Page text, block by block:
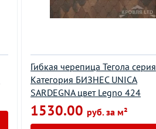
Гибкая черепица Тегола серия
Категория БИЗНЕС UNICA
SARDEGNA цвет Legno 424
1530.00 руб. за м²